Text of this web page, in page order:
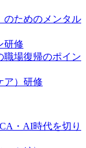
のためのメンタル
研修
職場復帰のポイン
ア）研修
・AI時代を切り